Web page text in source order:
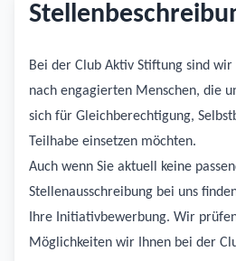
Bei der Club Aktiv Stiftung sind
nach engagierten Menschen, die
sich für Gleichberechtigung,
Teilhabe einsetzen möchten.
Auch wenn Sie aktuell keine
Stellenausschreibung bei uns
Ihre Initiativbewerbung. Wir
Möglichkeiten wir Ihnen bei der